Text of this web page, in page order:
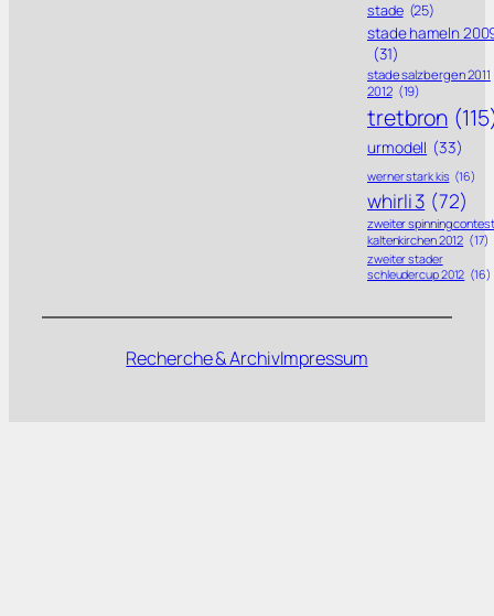
stade (25)
stade hameln
(31)
stade salzbergen 2011
2012 (19)
tretbron
urmodell (33)
werner stark kis (16)
whirli 3 (72)
zweiter spinning contest
kaltenkirchen 2012 (17)
zweiter stader
schleudercup 2012 (16)
Recherche & ArchivImpressum